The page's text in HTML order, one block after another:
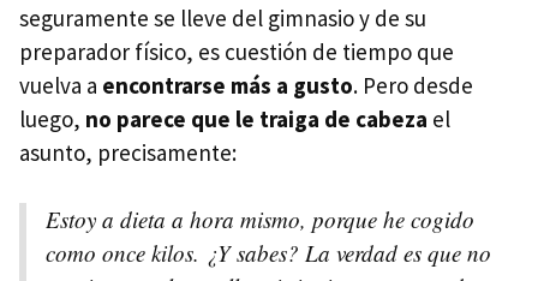
seguramente se lleve del gimnasio y de su
preparador físico, es cuestión de tiempo que
vuelva a encontrarse más a gusto. Pero desde
luego, no parece que le traiga de cabeza el
asunto, precisamente:
Estoy a dieta a hora mismo, porque he cogido
como once kilos. ¿Y sabes? La verdad es que no